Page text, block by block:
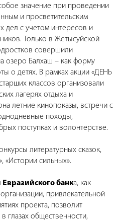
значение при проведении
и просветительским
дел с учетом интересов и
Только в Жетысуйской
совершили
озеро Балхаш – как форму
о детях. В рамках акции «ДЕНЬ
классов организовали
лагерях отдыха и
летние кинопоказы, встречи с
походы,
поступках и волонтерстве.
литературных сказок,
«Истории сильных».
Евразийского банка, как
привлекательной
проекта, позволит
глазах общественности,